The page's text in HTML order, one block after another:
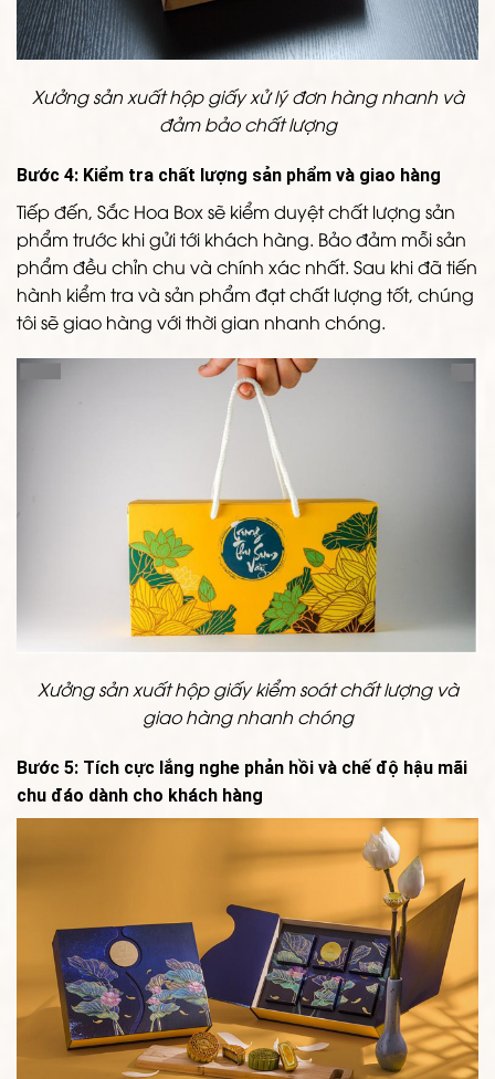
Xưởng sản xuất hộp giấy xử lý đơn hàng nhanh và
đảm bảo chất lượng
Bước 4: Kiểm tra chất lượng sản phẩm và giao hàng
Tiếp đến, Sắc Hoa Box sẽ kiểm duyệt chất lượng sản
phẩm trước khi gửi tới khách hàng. Bảo đảm mỗi sản
phẩm đều chỉn chu và chính xác nhất. Sau khi đã tiến
hành kiểm tra và sản phẩm đạt chất lượng tốt, chúng
tôi sẽ giao hàng với thời gian nhanh chóng.
Xưởng sản xuất hộp giấy kiểm soát chất lượng và
giao hàng nhanh chóng
Bước 5: Tích cực lắng nghe phản hồi và chế độ hậu mãi
chu đáo dành cho khách hàng